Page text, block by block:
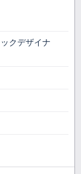
クデザイナ